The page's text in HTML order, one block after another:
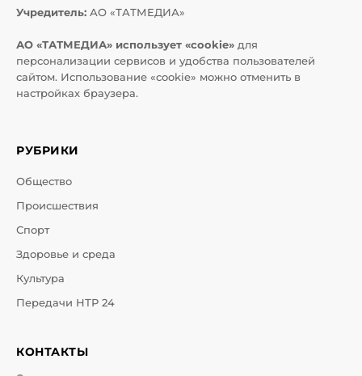
Учредитель: АО «ТАТМЕДИА»
АО «ТАТМЕДИА» использует «cookie» для
персонализации сервисов и удобства пользователей
сайтом. Использование «cookie» можно отменить в
настройках браузера.
РУБРИКИ
Общество
Происшествия
Спорт
Здоровье и среда
Культура
Передачи НТР 24
КОНТАКТЫ